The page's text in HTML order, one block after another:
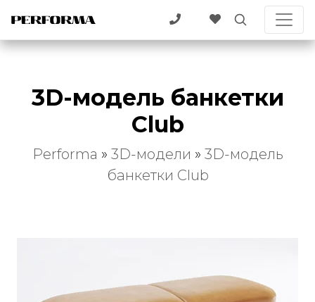
3D-модель банкетки
Club
Performa » 3D-модели » 3D-модель
банкетки Club